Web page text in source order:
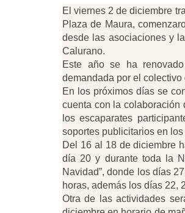
El viernes 2 de diciembre
Plaza de Maura,
desde las asociaciones y
Calurano.
Este año se ha
demandada por el colectivo
En los próximos días se
cuenta con la colaboración
los escaparates
soportes publicitarios en
Del 16 al 18 de diciembre
día 20 y durante toda la
Navidad”, donde los días
horas, además los días 22,
Otra de las actividades